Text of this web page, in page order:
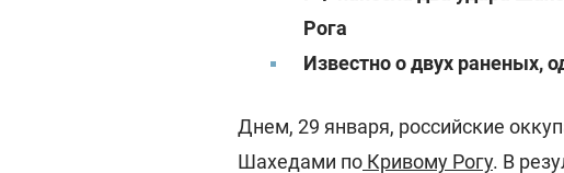
Рога
Известно о двух раненых,
Днем, 29 января, российские
Шахедами по Кривому Рогу. В